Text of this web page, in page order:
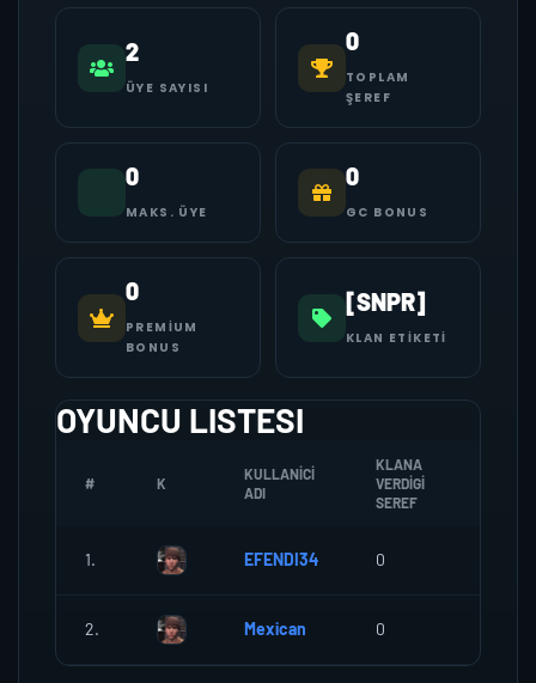
2
ÜYE SAYISI
0
TOPLAM
ŞEREF
0
MAKS. ÜYE
0
GC BONUS
0
PREMIUM
BONUS
[SNPR]
KLAN ETIKETI
OYUNCU LISTESI
# K
KULLANICI
ADI
KLANA
VERDIGI
SEREF
1. EFENDI34 0
2. Mexican 0